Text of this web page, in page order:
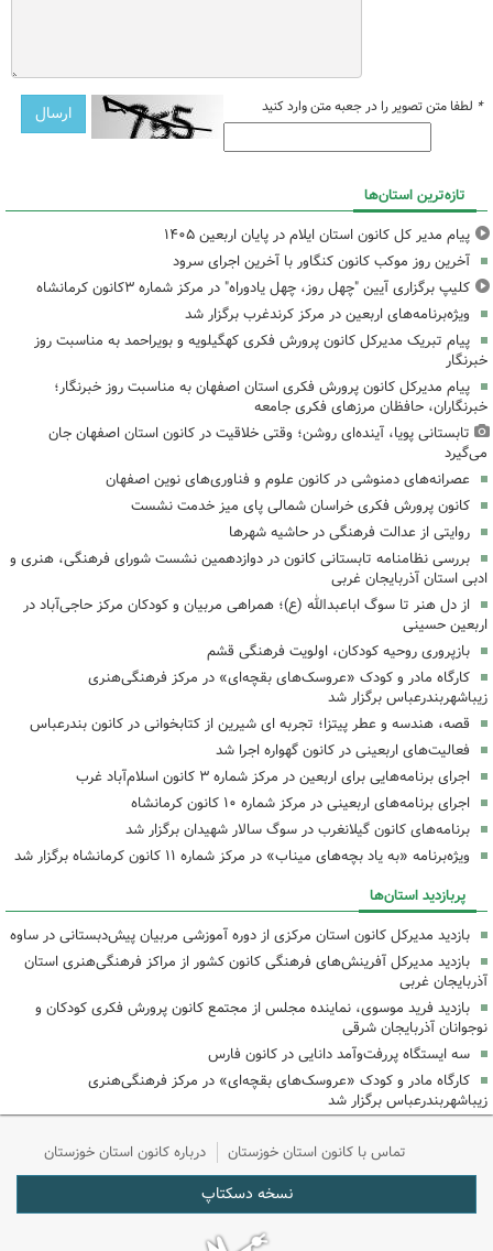
* لطفا متن تصویر را در جعبه متن وارد کنید
تازه‌ترین استان‌ها
پیام مدیر کل کانون استان ایلام در پایان اربعین ۱۴۰۵
آخرین روز موکب کانون کنگاور با آخرین اجرای سرود
کلیپ برگزاری آیین "چهل روز، چهل یادوراه" در مرکز شماره ۳کانون کرمانشاه
ویژه‌برنامه‌های اربعین در مرکز کرندغرب برگزار شد
پیام تبریک مدیرکل کانون پرورش فکری کهگیلویه و بویراحمد به مناسبت روز
خبرنگار
پیام مدیرکل کانون پرورش فکری استان اصفهان به مناسبت روز خبرنگار؛
خبرنگاران، حافظان مرزهای فکری جامعه
تابستانی پویا، آینده‌ای روشن؛ وقتی خلاقیت در کانون استان اصفهان جان
می‌گیرد
عصرانه‌های دمنوشی در کانون علوم و فناوری‌های نوین اصفهان
کانون پرورش فکری خراسان شمالی پای میز خدمت نشست
روایتی از عدالت فرهنگی در حاشیه شهرها
بررسی نظامنامه تابستانی کانون در دوازدهمین نشست شورای فرهنگی، هنری و
ادبی استان آذربایجان غربی
از دل هنر تا سوگ اباعبدالله (ع)؛ همراهی مربیان و کودکان مرکز حاجی‌آباد در
اربعین حسینی
بازپروری روحیه کودکان، اولویت فرهنگی قشم
کارگاه مادر و کودک «عروسک‌های بقچه‌ای» در مرکز فرهنگی‌هنری
زیباشهربندرعباس برگزار شد
قصه، هندسه و عطر پیتزا؛ تجربه ای شیرین از کتابخوانی در کانون بندرعباس
فعالیت‌های اربعینی در کانون گهواره اجرا شد
اجرای برنامه‌هایی برای اربعین در مرکز شماره ۳ کانون اسلام‌آباد غرب
اجرای برنامه‌های اربعینی در مرکز شماره ۱۰ کانون کرمانشاه
برنامه‌های کانون گیلانغرب در سوگ سالار شهیدان برگزار شد
ویژه‌برنامه «به یاد بچه‌های میناب» در مرکز شماره ۱۱ کانون کرمانشاه برگزار شد
پربازدید استان‌ها
بازدید مدیرکل کانون استان مرکزی از دوره آموزشی مربیان پیش‌دبستانی در ساوه
بازدید مدیرکل آفرینش‌های فرهنگی کانون کشور از مراکز فرهنگی‌هنری استان
آذربایجان غربی
بازدید فرید موسوی، نماینده مجلس از مجتمع کانون پرورش فکری کودکان و
نوجوانان آذربایجان شرقی
سه ایستگاه پررفت‌وآمد دانایی در کانون فارس
کارگاه مادر و کودک «عروسک‌های بقچه‌ای» در مرکز فرهنگی‌هنری
زیباشهربندرعباس برگزار شد
تماس با کانون استان خوزستان درباره کانون استان خوزستان
نسخه دسکتاپ